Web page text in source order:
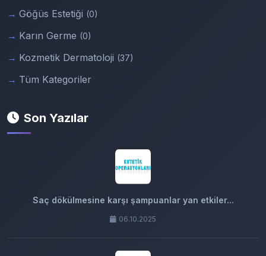
Göğüs Estetiği (0)
Karın Germe (0)
Kozmetik Dermatoloji (37)
Tüm Kategoriler
Son Yazılar
Saç dökülmesine karşı şampuanlar yan etkiler...
06.10.2025